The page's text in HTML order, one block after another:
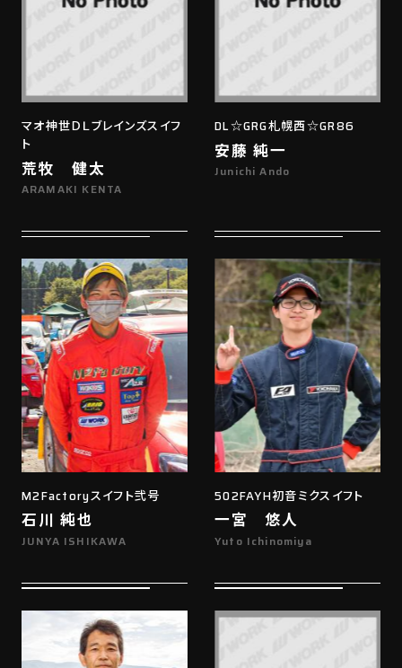
マオ神世ＤＬブレインズスイフ
ト
荒牧 健太
ARAMAKI KENTA
DL☆GRG札幌西☆GR86
安藤 純一
Junichi Ando
M2Factoryスイフト弐号
石川 純也
JUNYA ISHIKAWA
502FAYH初音ミクスイフト
一宮 悠人
Yuto Ichinomiya